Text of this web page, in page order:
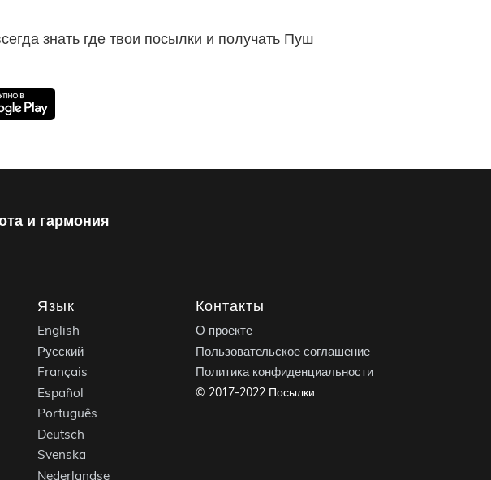
знать где твои посылки и получать Пуш
и гармония
Язык
English
Русский
Français
Español
Português
Deutsch
Svenska
Nederlandse
Контакты
О проекте
Пользовательское соглашение
Политика конфиденциальности
© 2017-2022 Посылки